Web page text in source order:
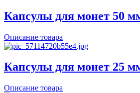
Капсулы для монет 50
Описание товара
Капсулы для монет 25
Описание товара